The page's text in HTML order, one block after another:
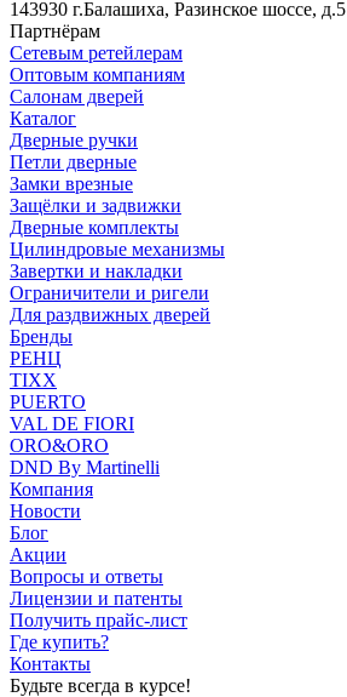
143930 г.Балашиха, Разинское шоссе, д.5
Партнёрам
Сетевым ретейлерам
Оптовым компаниям
Салонам дверей
Каталог
Дверные ручки
Петли дверные
Замки врезные
Защёлки и задвижки
Дверные комплекты
Цилиндровые механизмы
Завертки и накладки
Ограничители и ригели
Для раздвижных дверей
Бренды
РЕНЦ
TIXX
PUERTO
VAL DE FIORI
ORO&ORO
DND By Martinelli
Компания
Новости
Блог
Акции
Вопросы и ответы
Лицензии и патенты
Получить прайс-лист
Где купить?
Контакты
Будьте всегда в курсе!